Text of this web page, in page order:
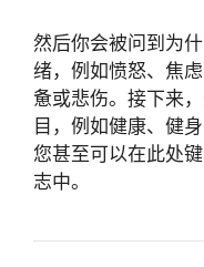
然后你会被问到为
绪，例如愤怒、焦
惫或悲伤。接下来
目，例如健康、健
您甚至可以在此处
志中。